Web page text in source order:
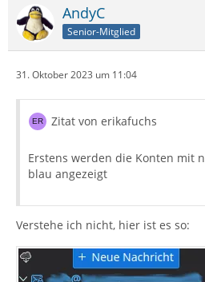
AndyC
Senior-Mitglied
31. Oktober 2023 um 11:04
Zitat von erikafuchs
Erstens werden die Konten mit
blau angezeigt
Verstehe ich nicht, hier ist es so: